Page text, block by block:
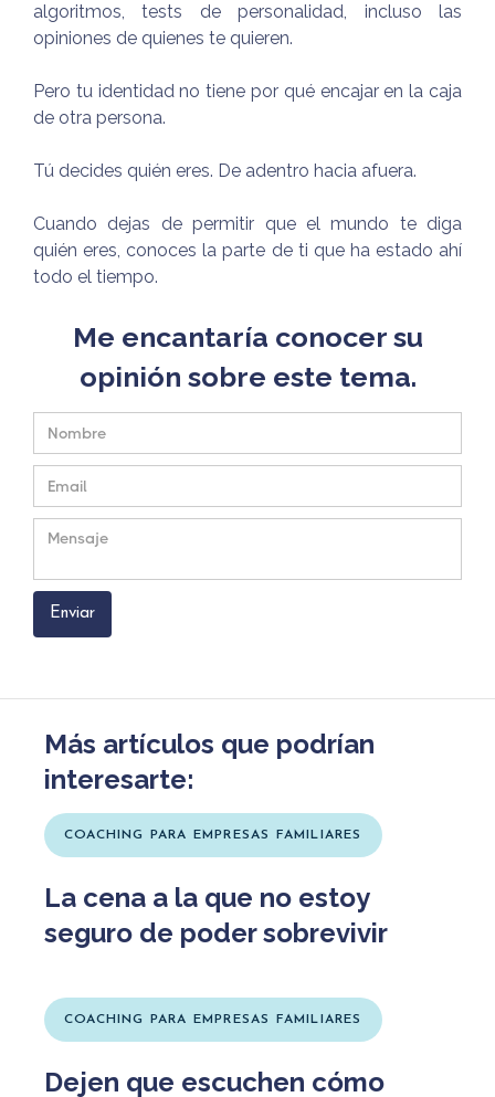
algoritmos, tests de personalidad, incluso las
opiniones de quienes te quieren.
Pero tu identidad no tiene por qué encajar en la caja
de otra persona.
Tú decides quién eres. De adentro hacia afuera.
Cuando dejas de permitir que el mundo te diga
quién eres, conoces la parte de ti que ha estado ahí
todo el tiempo.
Me encantaría conocer su
opinión sobre este tema.
Más artículos que podrían
interesarte:
COACHING PARA EMPRESAS FAMILIARES
La cena a la que no estoy
seguro de poder sobrevivir
COACHING PARA EMPRESAS FAMILIARES
Dejen que escuchen cómo